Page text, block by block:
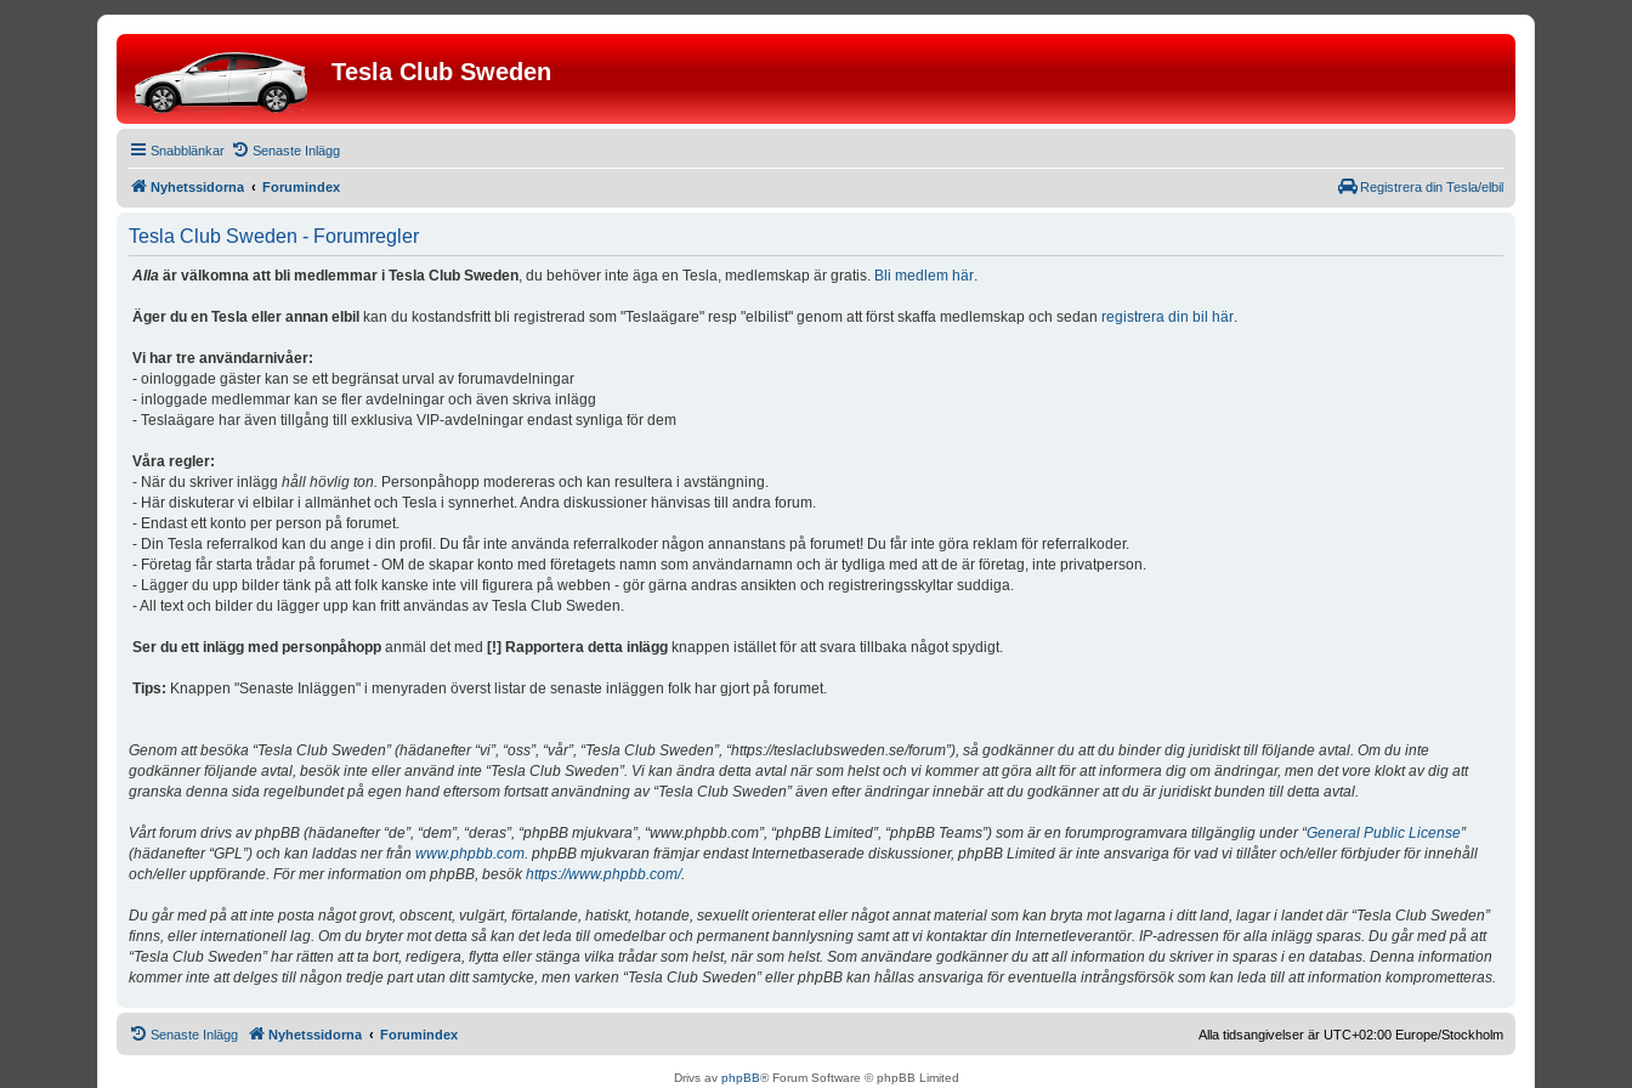
Tesla Club Sweden
Snabblänkar Senaste Inlägg
Nyhetssidorna Forumindex Registrera din Tesla/elbil
Tesla Club Sweden - Forumregler
Alla är välkomna att bli medlemmar i Tesla Club Sweden, du behöver inte äga en Tesla, medlemskap är gratis. Bli medlem här.
Äger du en Tesla eller annan elbil kan du kostandsfritt bli registrerad som "Teslaägare" resp "elbilist" genom att först skaffa medlemskap och sedan registrera din bil här.
Vi har tre användarnivåer:
- oinloggade gäster kan se ett begränsat urval av forumavdelningar
- inloggade medlemmar kan se fler avdelningar och även skriva inlägg
- Teslaägare har även tillgång till exklusiva VIP-avdelningar endast synliga för dem
Våra regler:
- När du skriver inlägg håll hövlig ton. Personpåhopp modereras och kan resultera i avstängning.
- Här diskuterar vi elbilar i allmänhet och Tesla i synnerhet. Andra diskussioner hänvisas till andra forum.
- Endast ett konto per person på forumet.
- Din Tesla referralkod kan du ange i din profil. Du får inte använda referralkoder någon annanstans på forumet! Du får inte göra reklam för referralkoder.
- Företag får starta trådar på forumet - OM de skapar konto med företagets namn som användarnamn och är tydliga med att de är företag, inte privatperson.
- Lägger du upp bilder tänk på att folk kanske inte vill figurera på webben - gör gärna andras ansikten och registreringsskyltar suddiga.
- All text och bilder du lägger upp kan fritt användas av Tesla Club Sweden.
Ser du ett inlägg med personpåhopp anmäl det med [!] Rapportera detta inlägg knappen istället för att svara tillbaka något spydigt.
Tips: Knappen "Senaste Inläggen" i menyraden överst listar de senaste inläggen folk har gjort på forumet.
Genom att besöka “Tesla Club Sweden” (hädanefter “vi”, “oss”, “vår”, “Tesla Club Sweden”, “https://teslaclubsweden.se/forum”), så godkänner du att du binder dig juridiskt till följande avtal. Om du inte
godkänner följande avtal, besök inte eller använd inte “Tesla Club Sweden”. Vi kan ändra detta avtal när som helst och vi kommer att göra allt för att informera dig om ändringar, men det vore klokt av dig att
granska denna sida regelbundet på egen hand eftersom fortsatt användning av “Tesla Club Sweden” även efter ändringar innebär att du godkänner att du är juridiskt bunden till detta avtal.
Vårt forum drivs av phpBB (hädanefter “de”, “dem”, “deras”, “phpBB mjukvara”, “www.phpbb.com”, “phpBB Limited”, “phpBB Teams”) som är en forumprogramvara tillgänglig under “General Public License”
(hädanefter “GPL”) och kan laddas ner från www.phpbb.com. phpBB mjukvaran främjar endast Internetbaserade diskussioner, phpBB Limited är inte ansvariga för vad vi tillåter och/eller förbjuder för innehåll
och/eller uppförande. För mer information om phpBB, besökhttps://www.phpbb.com/.
Du går med på att inte posta något grovt, obscent, vulgärt, förtalande, hatiskt, hotande, sexuellt orienterat eller något annat material som kan bryta mot lagarna i ditt land, lagar i landet där “Tesla Club Sweden”
finns, eller internationell lag. Om du bryter mot detta så kan det leda till omedelbar och permanent bannlysning samt att vi kontaktar din Internetleverantör. IP-adressen för alla inlägg sparas. Du går med på att
“Tesla Club Sweden” har rätten att ta bort, redigera, flytta eller stänga vilka trådar som helst, när som helst. Som användare godkänner du att all information du skriver in sparas i en databas. Denna information
kommer inte att delges till någon tredje part utan ditt samtycke, men varken “Tesla Club Sweden” eller phpBB kan hållas ansvariga för eventuella intrångsförsök som kan leda till att information komprometteras.
Senaste Inlägg Nyhetssidorna Forumindex Alla tidsangivelser är UTC+02:00 Europe/Stockholm
Drivs av phpBB® Forum Software © phpBB Limited